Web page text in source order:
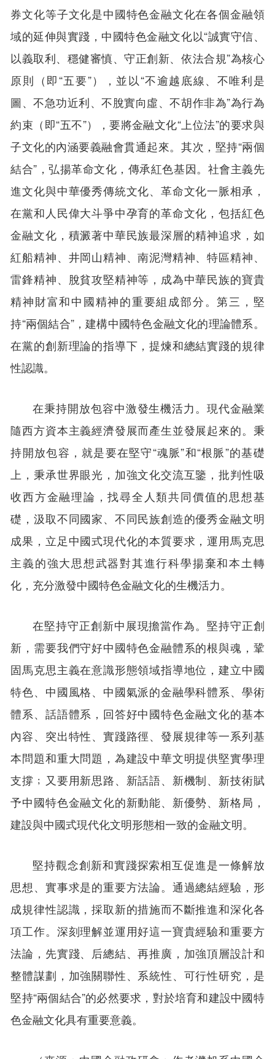
券文化等子文化是中國特色金融文化在各個金融領
域的延伸與實踐，中國特色金融文化以“誠實守信、
以義取利、穩健審慎、守正創新、依法合規”為核心
原則（即“五要”），並以“不逾越底線、不唯利是
圖、不急功近利、不脫實向虛、不胡作非為”為行為
約束（即“五不”），要將金融文化“上位法”的要求與
子文化的內涵要義融會貫通起來。其次，堅持“兩個
結合”，弘揚革命文化，傳承紅色基因。社會主義先
進文化與中華優秀傳統文化、革命文化一脈相承，
在黨和人民偉大斗爭中孕育的革命文化，包括紅色
金融文化，積澱著中華民族最深層的精神追求，如
紅船精神、井岡山精神、南泥灣精神、特區精神、
雷鋒精神、脫貧攻堅精神等，成為中華民族的寶貴
精神財富和中國精神的重要組成部分。第三，堅
持“兩個結合”，建構中國特色金融文化的理論體系。
在黨的創新理論的指導下，提煉和總結實踐的規律
性認識。
在秉持開放包容中激發生機活力。現代金融業
隨西方資本主義經濟發展而產生並發展起來的。秉
持開放包容，就是要在堅守“魂脈”和“根脈”的基礎
上，秉承世界眼光，加強文化交流互鑒，批判性吸
收西方金融理論，找尋全人類共同價值的思想基
礎，汲取不同國家、不同民族創造的優秀金融文明
成果，立足中國式現代化的本質要求，運用馬克思
主義的強大思想武器對其進行科學揚棄和本土轉
化，充分激發中國特色金融文化的生機活力。
在堅持守正創新中展現擔當作為。堅持守正創
新，需要我們守好中國特色金融體系的根與魂，鞏
固馬克思主義在意識形態領域指導地位，建立中國
特色、中國風格、中國氣派的金融學科體系、學術
體系、話語體系，回答好中國特色金融文化的基本
內容、突出特性、實踐路徑、發展規律等一系列基
本問題和重大問題，為建設中華文明提供堅實學理
支撐﹔又要用新思路、新話語、新機制、新技術賦
予中國特色金融文化的新動能、新優勢、新格局，
建設與中國式現代化文明形態相一致的金融文明。
堅持觀念創新和實踐探索相互促進是一條解放
思想、實事求是的重要方法論。通過總結經驗，形
成規律性認識，採取新的措施而不斷推進和深化各
項工作。深刻理解並運用好這一寶貴經驗和重要方
法論，先實踐、后總結、再推廣，加強頂層設計和
整體謀劃，加強關聯性、系統性、可行性研究，是
堅持“兩個結合”的必然要求，對於培育和建設中國特
色金融文化具有重要意義。